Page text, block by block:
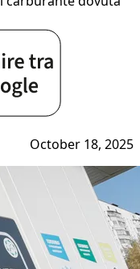
October 18, 2025